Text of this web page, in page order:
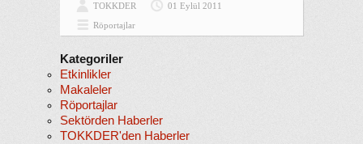
TOKKDER
01 Eylül 2011
Röportajlar
Kategoriler
Etkinlikler
Makaleler
Röportajlar
Sektörden Haberler
TOKKDER'den Haberler